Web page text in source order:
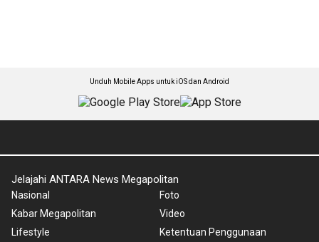
Unduh Mobile Apps untuk iOS dan Android
Jelajahi ANTARA News Megapolitan
Nasional
Kabar Megapolitan
Lifestyle
Foto
Video
Ketentuan Penggunaan